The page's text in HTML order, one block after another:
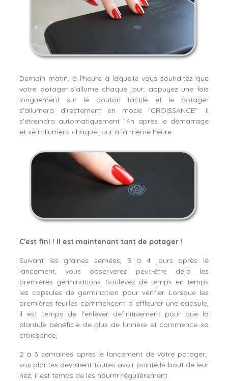
Demain matin, à l'heure à laquelle vous souhaitez que
votre potager s'allume chaque jour, appuyez une fois
longuement sur le bouton tactile et le potager
s'allumera directement en mode "CROISSANCE". Il
s'étreindra automatiquement 14h après le démarrage
et se rallumera chaque jour à la même heure.
C'est fini ! Il est maintenant tant de potager !
Suivant les graines semées, 3 à 4 jours après le
lancement, vous observerez peut-être déjà les
premières germinations. Soulevez de temps en temps
les capsules de germination pour vérifier. Lorsque les
premières feuilles commencent à effleurer une capsule,
il est temps de l'enlever définitivement pour que la
plantule bénéficie de plus de lumière et commence sa
croissance.
2 à 3 semaines après le lancement de votre potager,
vos plantes devraient toutes avoir pointé le bout de leur
nez, il est temps de les nourrir régulièrement.